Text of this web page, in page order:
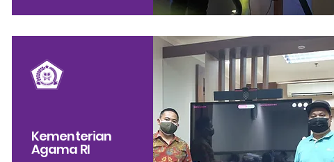
Kementerian
Agama RI